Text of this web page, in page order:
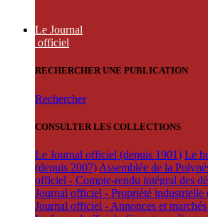
Le Journal
officiel
RECHERCHER UNE PUBLICATION
Rechercher
CONSULTER LES COLLECTIONS
Le Journal officiel (depuis 1901) Le
(depuis 2007) Assemblée de la
officiel - Compte-rendu intégral des
Journal officiel - Propriété industrielle
Journal officiel - Annonces et